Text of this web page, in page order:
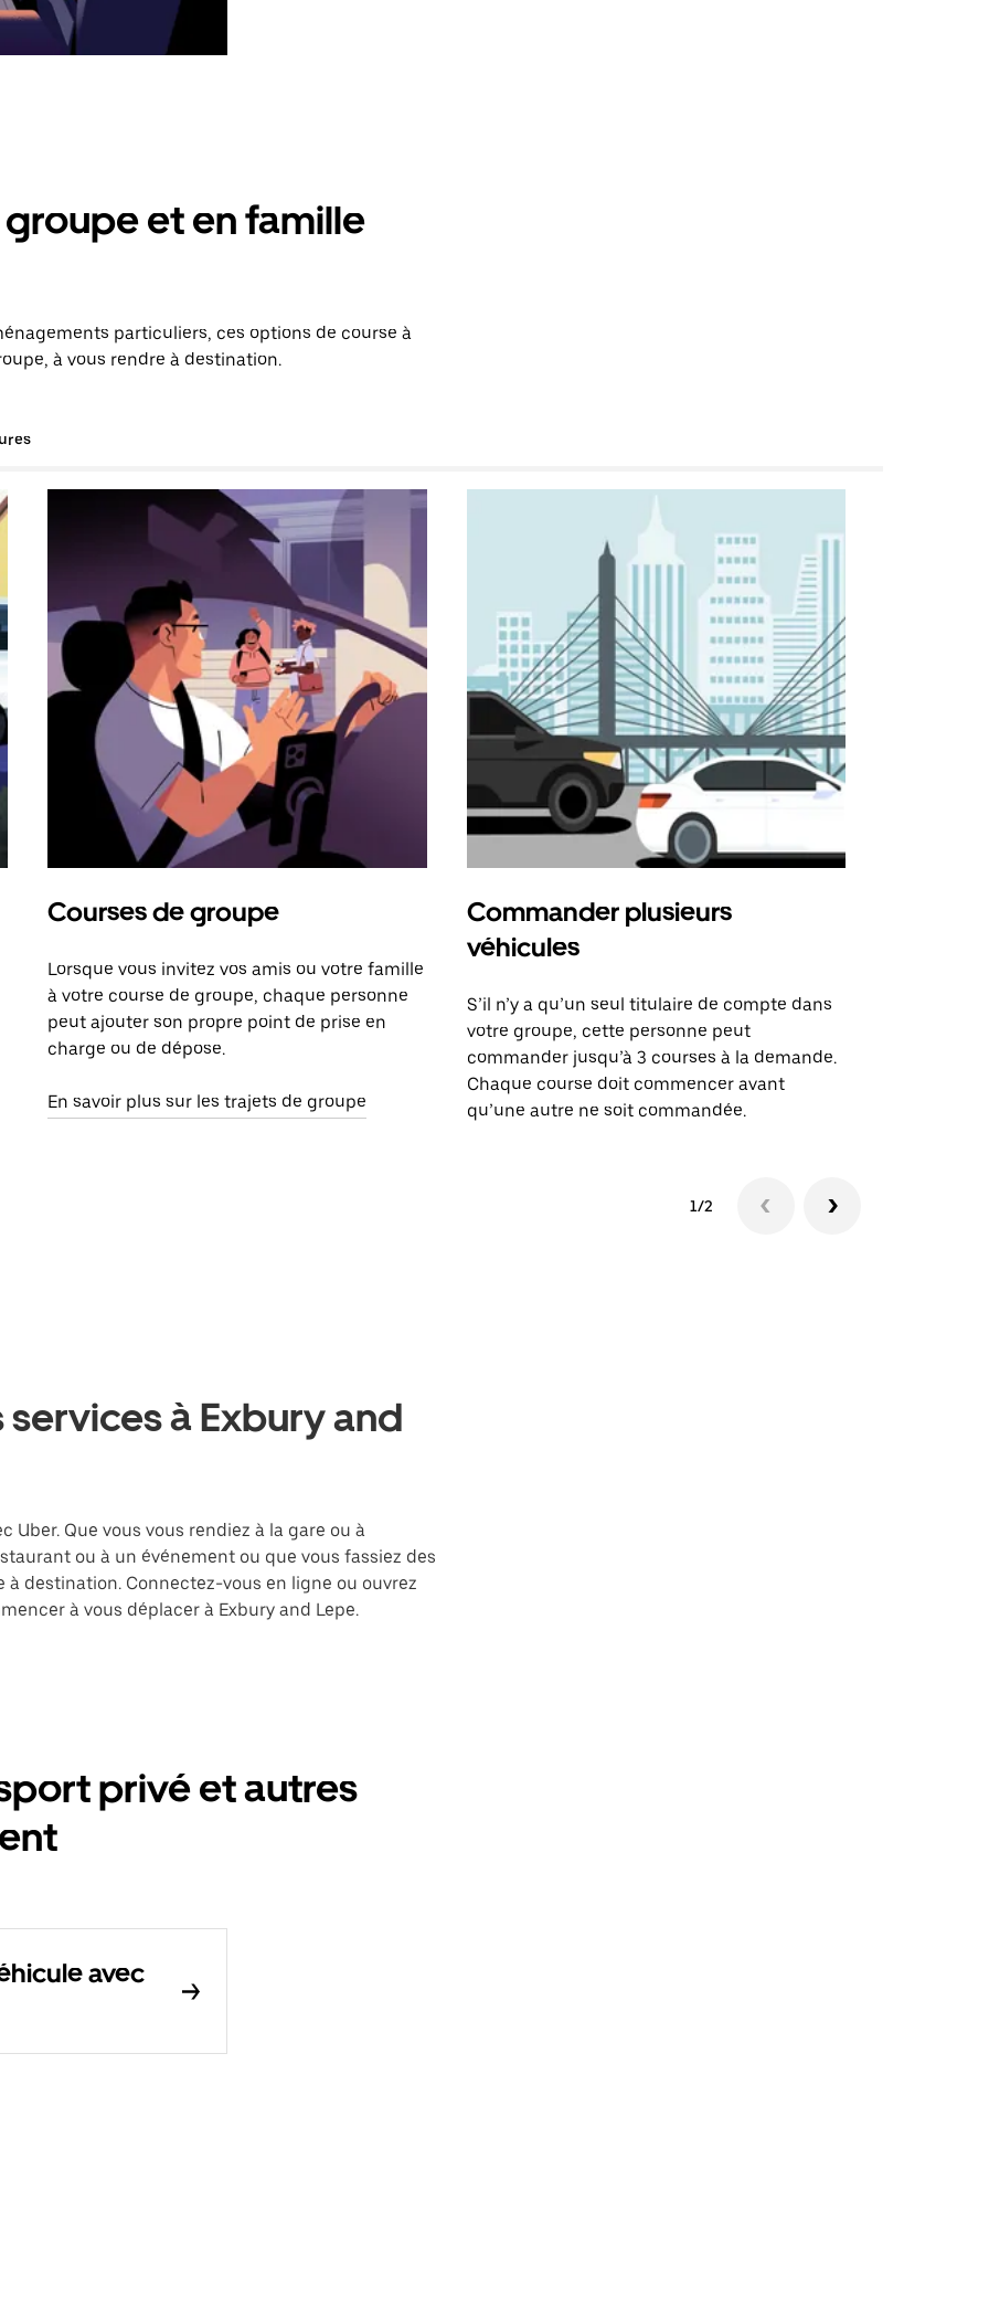
et en famille
particuliers, ces options de course à
à vous rendre à destination.
Courses de groupe
Lorsque vous invitez vos amis ou votre famille
à votre course de groupe, chaque personne
peut ajouter son propre point de prise en
charge ou de dépose.
En savoir plus sur les trajets de groupe
Commander plusieurs
véhicules
S’il n’y a qu’un seul titulaire de compte dans
votre groupe, cette personne peut
commander jusqu’à 3 courses à la demande.
Chaque course doit commencer avant
qu’une autre ne soit commandée.
1/2
à Exbury and
Uber. Que vous vous rendiez à la gare ou à
ou à un événement ou que vous fassiez des
destination. Connectez-vous en ligne ou ouvrez
à vous déplacer à Exbury and Lepe.
privé et autres
avec